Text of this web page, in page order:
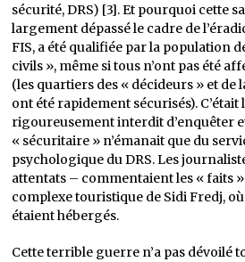
sécurité, DRS) [3]. Et pourquoi cette
largement dépassé le cadre de
FIS, a été qualifiée par la population
civils », même si tous n’ont pas été
(les quartiers des « décideurs » et de
ont été rapidement sécurisés). C’était
rigoureusement interdit d’enquêter
« sécuritaire » n’émanait que du
psychologique du DRS. Les
attentats – commentaient les « faits
complexe touristique de Sidi Fredj,
étaient hébergés.
Cette terrible guerre n’a pas dévoilé